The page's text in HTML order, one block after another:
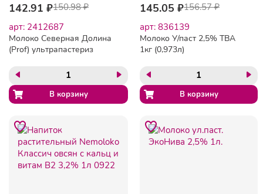
142.91 ₽150.98 ₽
арт: 2412687
Молоко Северная Долина
(Prof) ультрапастериз
145.05 ₽156.57 ₽
арт: 836139
Молоко У/паст 2,5% TBA
1кг (0,973л)